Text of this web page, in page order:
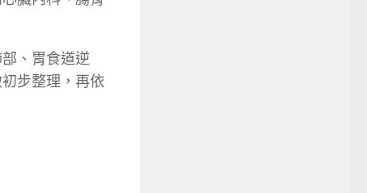
、胃食道逆
步整理，再依